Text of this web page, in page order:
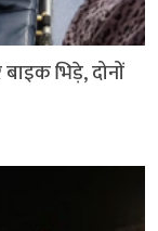
भिड़े, दोनों